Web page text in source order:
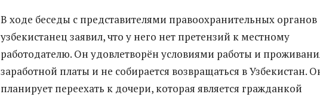
В ходе беседы с представителями правоохранительных органов
узбекистанец заявил, что у него нет претензий к местному
работодателю. Он удовлетворён условиями работы и
заработной платы и не собирается возвращаться в Узбекистан.
планирует переехать к дочери, которая является гражданкой